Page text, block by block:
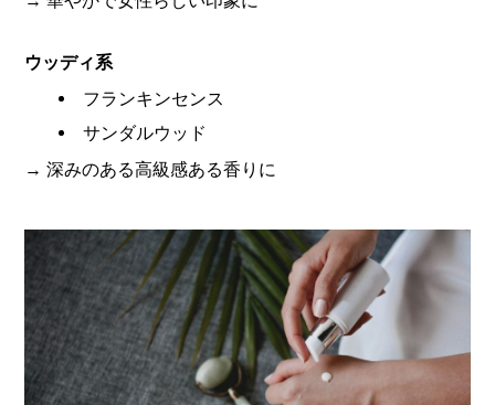
ウッディ系
フランキンセンス
サンダルウッド
→ 深みのある高級感ある香りに